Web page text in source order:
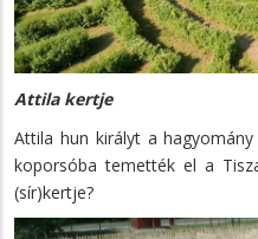
Attila kertje
Attila hun királyt a
koporsóba temették el a
(sír)kertje?